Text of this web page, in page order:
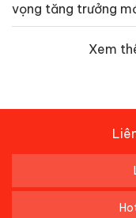
vọng tăng trưởng
Xem